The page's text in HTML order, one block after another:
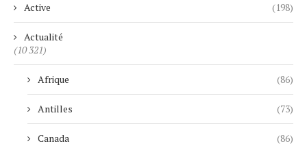
Active (198)
Actualité
(10 321)
Afrique (86)
Antilles (73)
Canada (86)